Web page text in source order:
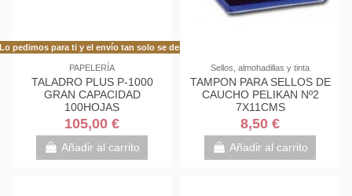
pedimos para ti y el envío tan solo se demora 48h más de lo habitual!
PAPELERÍA
TALADRO PLUS P-1000
GRAN CAPACIDAD
100HOJAS
105,00 €
Añadir al carrito
Sellos, almohadillas y tinta
TAMPON PARA SELLOS DE
CAUCHO PELIKAN Nº2
7X11CMS
8,50 €
Añadir al carrito